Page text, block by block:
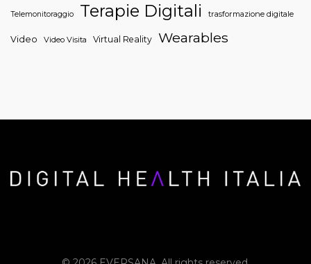
Telemonitoraggio Terapie Digitali trasformazione digitale
Video Video Visita Virtual Reality Wearables